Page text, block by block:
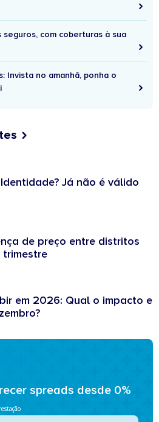
com coberturas à sua
Invista no amanhã, ponha o
Já não é válido
de preço entre distritos
trimestre
em 2026: Qual o impacto e
spreads desde 0%